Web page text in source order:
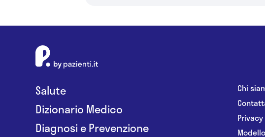
Salute
Dizionario Medico
Diagnosi e Prevenzione
Chi
Privacy